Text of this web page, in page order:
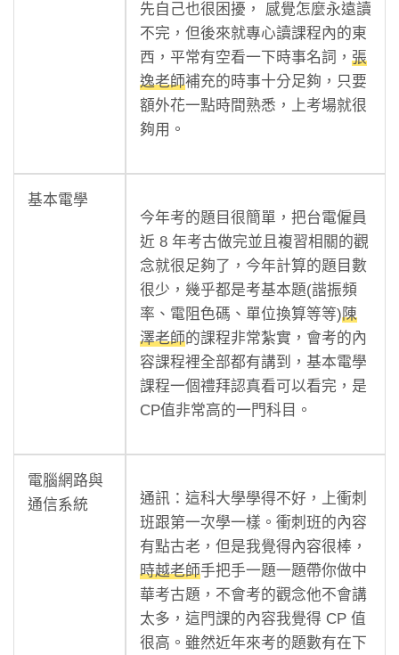
先自己也很困擾， 感覺怎麼永遠讀
不完，但後來就專心讀課程內的東
西，平常有空看一下時事名詞， 張
逸老師補充的時事十分足夠，只要
額外花一點時間熟悉，上考場就很
夠用。
基本電學
今年考的題目很簡單，把台電僱員
近 8 年考古做完並且複習相關的觀
念就很足夠了，今年計算的題目數
很少，幾乎都是考基本題(諧振頻
率、電阻色碼、單位換算等等)陳
澤老師的課程非常紮實，會考的內
容課程裡全部都有講到，基本電學
課程一個禮拜認真看可以看完，是
CP值非常高的一門科目。
電腦網路與
通信系統
通訊：這科大學學得不好，上衝刺
班跟第一次學一樣。衝刺班的內容
有點古老，但是我覺得內容很棒，
時越老師手把手一題一題帶你做中
華考古題，不會考的觀念他不會講
太多，這門課的內容我覺得 CP 值
很高。雖然近年來考的題數有在下